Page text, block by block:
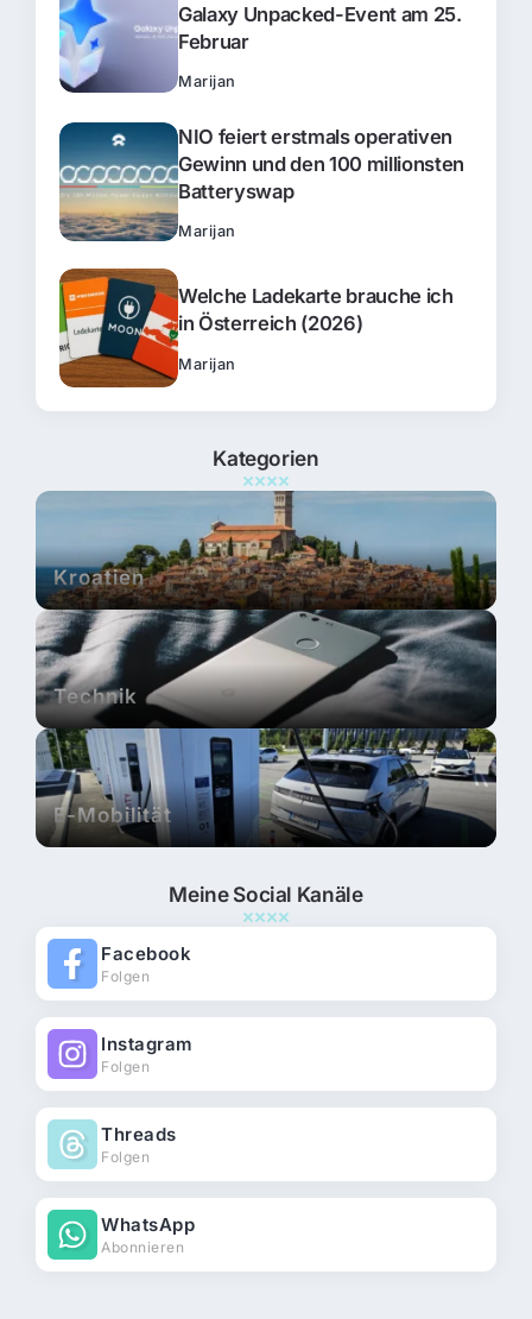
Galaxy Unpacked-Event am 25.
Februar
Marijan
NIO feiert erstmals operativen
Gewinn und den 100 millionsten
Batteryswap
Marijan
Welche Ladekarte brauche ich
in Österreich (2026)
Marijan
Kategorien
Kroatien
Technik
E-Mobilität
Meine Social Kanäle
Facebook
Folgen
Instagram
Folgen
Threads
Folgen
WhatsApp
Abonnieren